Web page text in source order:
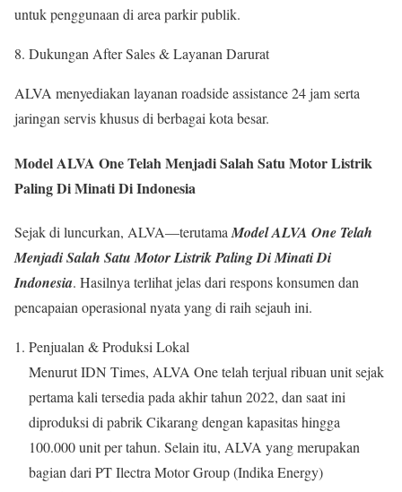
untuk penggunaan di area parkir publik.
Dukungan After Sales & Layanan Darurat
ALVA menyediakan layanan roadside assistance 24 jam serta
jaringan servis khusus di berbagai kota besar.
Model ALVA One Telah Menjadi Salah Satu Motor Listrik
Paling Di Minati Di Indonesia
Sejak di luncurkan, ALVA—terutama Model ALVA One Telah
Menjadi Salah Satu Motor Listrik Paling Di Minati Di
Indonesia. Hasilnya terlihat jelas dari respons konsumen dan
pencapaian operasional nyata yang di raih sejauh ini.
Penjualan & Produksi Lokal
Menurut IDN Times, ALVA One telah terjual ribuan unit sejak
pertama kali tersedia pada akhir tahun 2022, dan saat ini
diproduksi di pabrik Cikarang dengan kapasitas hingga
100.000 unit per tahun. Selain itu, ALVA yang merupakan
bagian dari PT Ilectra Motor Group (Indika Energy)